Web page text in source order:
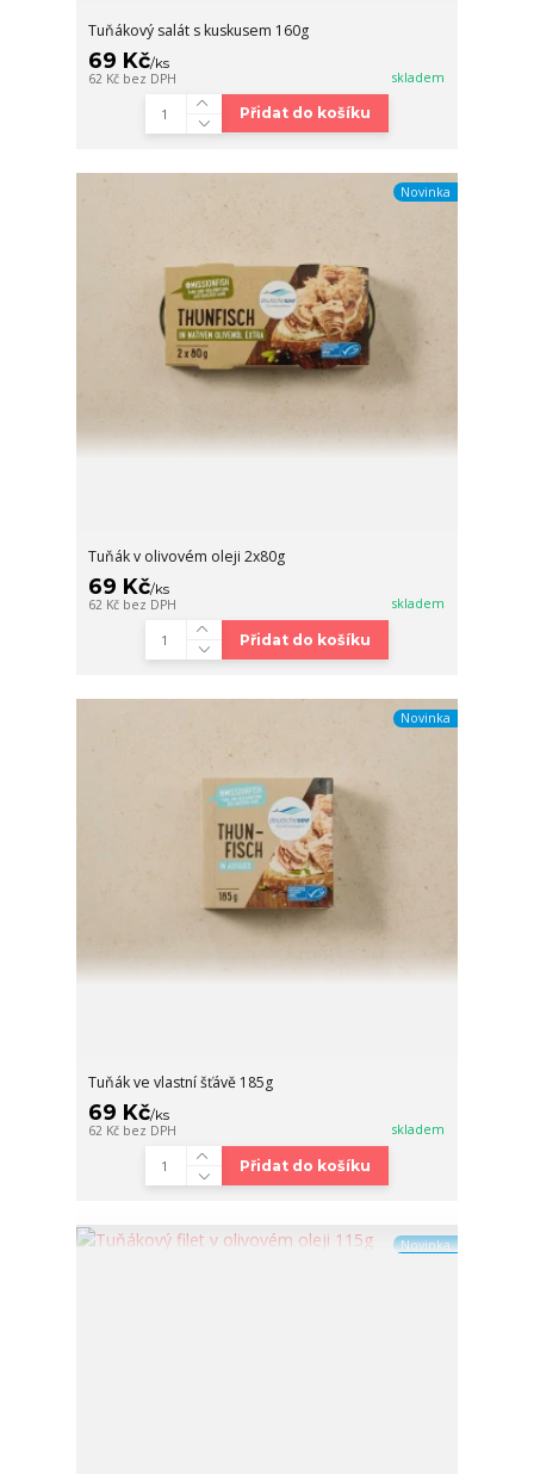
Tuňákový salát s kuskusem 160g
69 Kč/ks
62 Kč bez DPH skladem
Přidat do košíku
Novinka
Tuňák v olivovém oleji 2x80g
69 Kč/ks
62 Kč bez DPH skladem
Přidat do košíku
Novinka
Tuňák ve vlastní šťávě 185g
69 Kč/ks
62 Kč bez DPH skladem
Přidat do košíku
Novinka